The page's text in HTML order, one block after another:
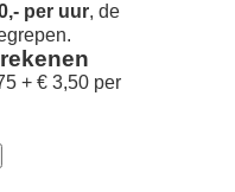
per uur, de
+ € 3,50 per